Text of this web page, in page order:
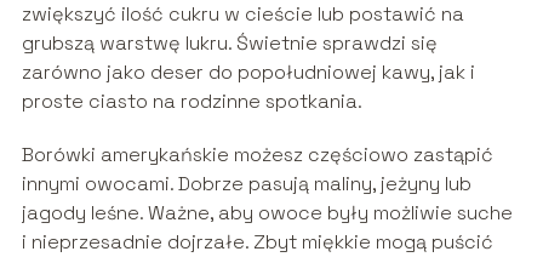
zwiększyć ilość cukru w cieście lub postawić na
grubszą warstwę lukru. Świetnie sprawdzi się
zarówno jako deser do popołudniowej kawy, jak i
proste ciasto na rodzinne spotkania.
Borówki amerykańskie możesz częściowo zastąpić
innymi owocami. Dobrze pasują maliny, jeżyny lub
jagody leśne. Ważne, aby owoce były możliwie suche
i nieprzesadnie dojrzałe. Zbyt miękkie mogą puścić